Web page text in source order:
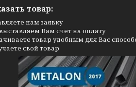
товар:
нам заявку
Вам счет на оплату
товар удобным для Вас
свой товар